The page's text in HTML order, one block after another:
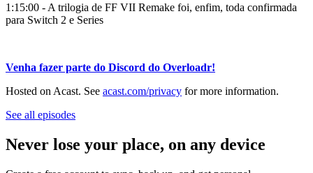
1:15:00 - A trilogia de FF VII Remake foi, enfim, toda confirmada
para Switch 2 e Series
Venha fazer parte do Discord do Overloadr!
Hosted on Acast. See acast.com/privacy for more information.
See all episodes
Never lose your place, on any device